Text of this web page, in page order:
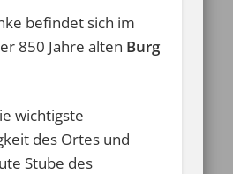
befindet sich im
850 Jahre alten Burg
wichtigste
des Ortes und
Stube des